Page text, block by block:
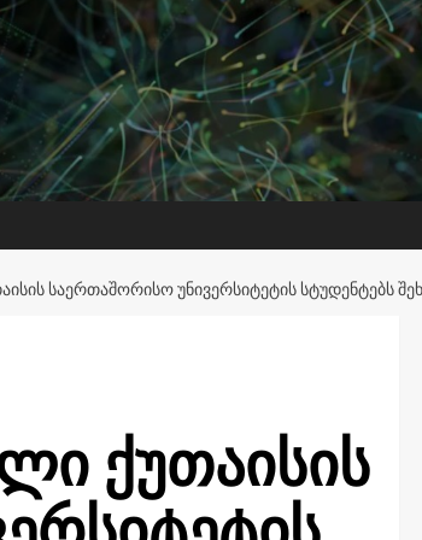
ᲡᲐᲔᲠᲗᲐᲨᲝᲠᲘᲡᲝ ᲣᲜᲘᲕᲔᲠᲡᲘᲢᲔᲢᲘᲡ ᲡᲢᲣᲓᲔᲜᲢᲔᲑᲡ
ქუთაისის